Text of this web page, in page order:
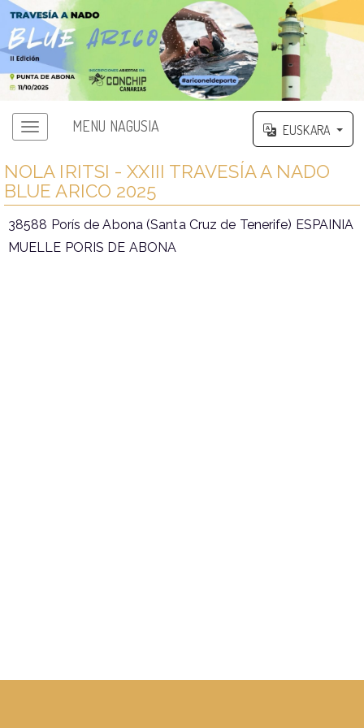
MENU NAGUSIA EUSKARA
NOLA IRITSI - XXIII TRAVESÍA A NADO
BLUE ARICO 2025
38588 Porís de Abona (Santa Cruz de Tenerife) ESPAINIA
MUELLE PORIS DE ABONA